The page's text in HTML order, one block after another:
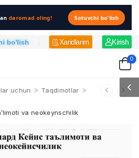
daromad oling! Sotuvchi bo'lish
bo'lish Xaridlarim Kirish
0
uchun > Taqdimotlar >
va neokeynschilik